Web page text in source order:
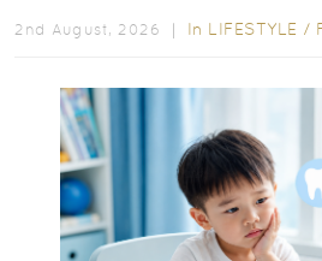
2nd August, 2026 ｜ In LIFESTYLE /